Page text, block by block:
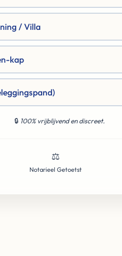
/ Villa
kap
🔒 100% vrijblijvend en discreet.
⚖️
Notarieel Getoetst